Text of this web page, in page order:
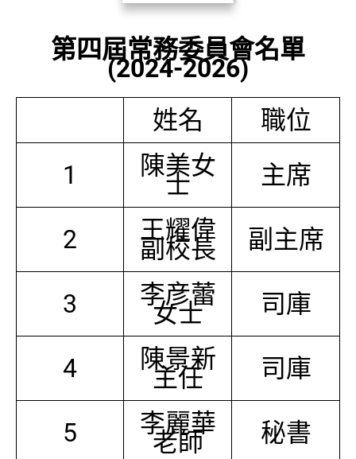
第四屆常務委員會名單
(2024-2026)
姓名
職位
1
陳美女
士 主席
2 王耀偉
副校長 副主席
3 李彦蕾
女士 司庫
4 陳景新
主任 司庫
5 李麗華
老師 秘書